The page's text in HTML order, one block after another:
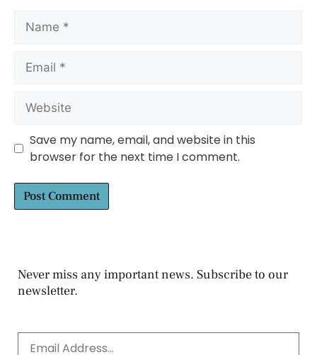
Save my name, email, and website in this
browser for the next time I comment.
Never miss any important news. Subscribe to our
newsletter.